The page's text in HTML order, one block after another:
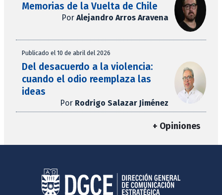
Memorias de la Vuelta de Chile
Por Alejandro Arros Aravena
Publicado el 10 de abril del 2026
Del desacuerdo a la violencia:
cuando el odio reemplaza las
ideas
Por Rodrigo Salazar Jiménez
+ Opiniones